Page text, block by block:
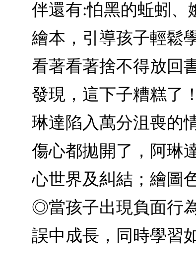
伴還有:怕黑的蚯蚓
繪本，引導孩子輕鬆
看著看著捨不得放回
發現，這下子糟糕了
琳達陷入萬分沮喪的
傷心都拋開了，阿琳
心世界及糾結；繪圖
◎當孩子出現負面行
誤中成長，同時學習